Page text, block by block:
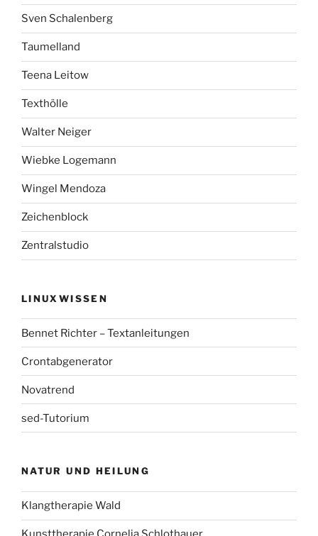
Sven Schalenberg
Taumelland
Teena Leitow
Texthölle
Walter Neiger
Wiebke Logemann
Wingel Mendoza
Zeichenblock
Zentralstudio
LINUXWISSEN
Bennet Richter – Textanleitungen
Crontabgenerator
Novatrend
sed-Tutorium
NATUR UND HEILUNG
Klangtherapie Wald